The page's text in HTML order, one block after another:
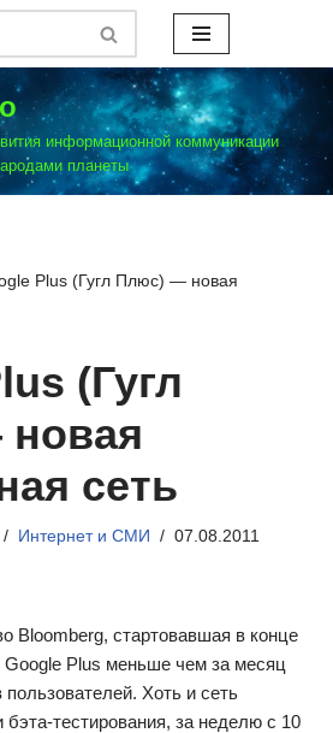
информационной коммуникации
планеты
Plus (Гугл Плюс) — новая
(Гугл
сеть
Интернет и СМИ 07.08.2011
Bloomberg, стартовавшая в конце
Google Plus меньше чем за месяц
Хоть и сеть
бэта-тестирования, за неделю с 10